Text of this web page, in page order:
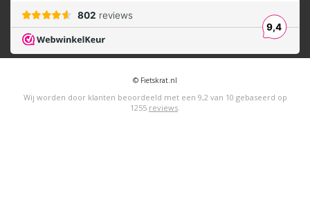
© Fietskrat.nl
Wij worden door klanten beoordeeld met een 9,2 van 10 gebaseerd op
1255 reviews.